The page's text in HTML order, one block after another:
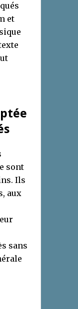
et
sont
Ils
aux
sans